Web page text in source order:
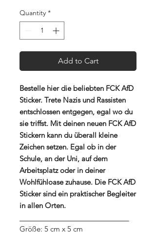
Quantity *
Add to Cart
Bestelle hier die beliebten FCK AfD
Sticker. Trete Nazis und Rassisten
entschlossen entgegen, egal wo du
sie triffst. Mit deinen neuen FCK AfD
Stickern kann du überall kleine
Zeichen setzen. Egal ob in der
Schule, an der Uni, auf dem
Arbeitsplatz oder in deiner
Wohlfühloase zuhause. Die FCK AfD
Sticker sind ein praktischer Begleiter
in allen Orten.
Größe: 5 cm x 5 cm